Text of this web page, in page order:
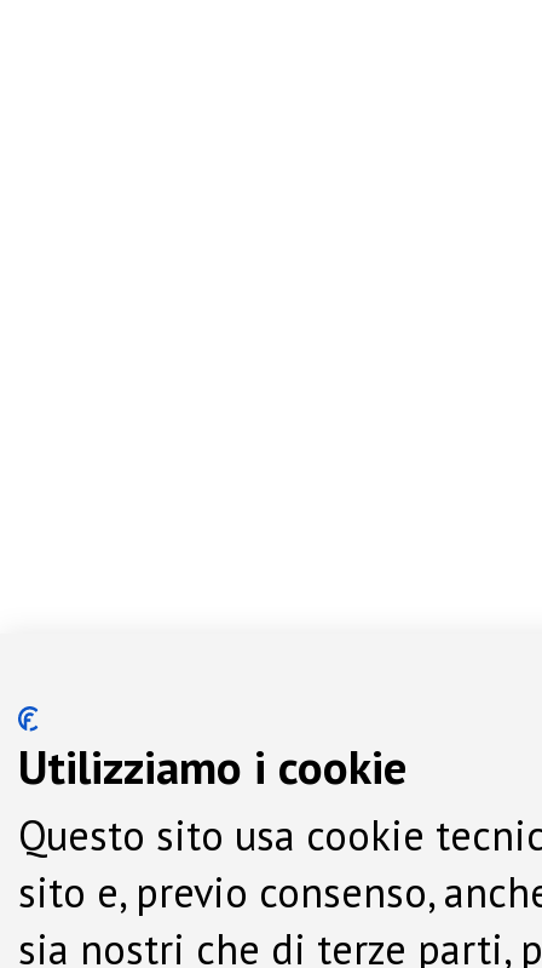
Utilizziamo i cookie
Questo sito usa cookie
sito e, previo consenso,
sia nostri che di terze parti,